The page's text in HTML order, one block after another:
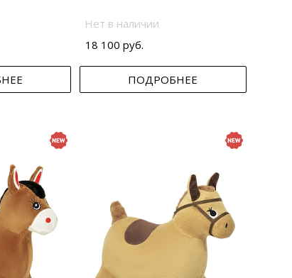
Нет в наличии
18 100 руб.
ПОДРОБНЕЕ